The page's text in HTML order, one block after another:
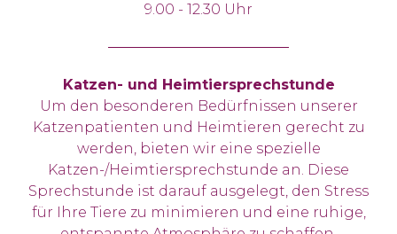
9.00 - 12.30 Uhr
Katzen- und Heimtiersprechstunde
Um den besonderen Bedürfnissen unserer
Katzenpatienten und Heimtieren gerecht zu
werden, bieten wir eine spezielle
Katzen-/Heimtiersprechstunde an. Diese
Sprechstunde ist darauf ausgelegt, den Stress
für Ihre Tiere zu minimieren und eine ruhige,